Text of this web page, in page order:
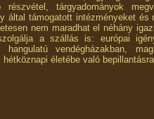
részvétel, tárgyadományok
által támogatott intézményeket és
nem maradhat el néhány
a szállás is: európai
vendégházakban,
életébe való